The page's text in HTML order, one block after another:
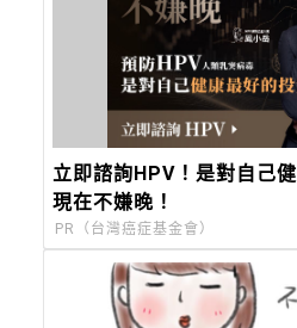
立即諮詢HPV！是對自己
現在不嫌晚！
PR（台灣癌症基金會）